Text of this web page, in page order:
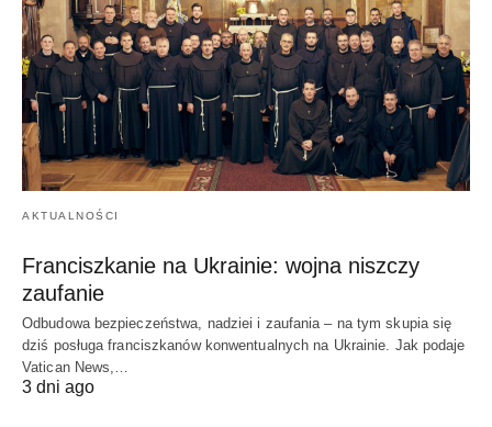
AKTUALNOŚCI
Franciszkanie na Ukrainie: wojna niszczy
zaufanie
Odbudowa bezpieczeństwa, nadziei i zaufania – na tym skupia się
dziś posługa franciszkanów konwentualnych na Ukrainie. Jak podaje
Vatican News,…
3 dni ago